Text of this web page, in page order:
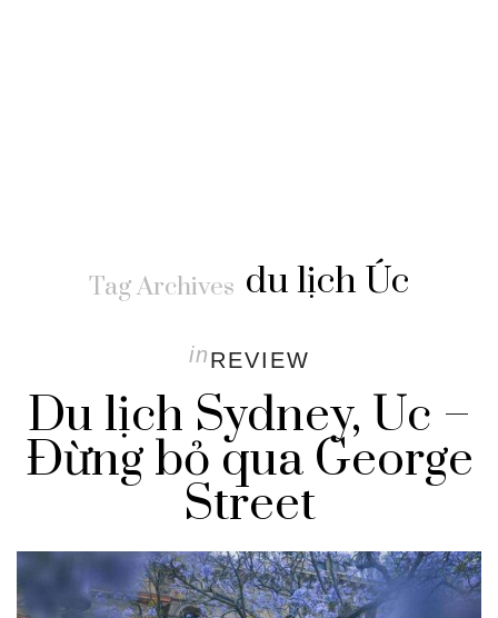
Tag Archives du lịch Úc
inREVIEW
Du lịch Sydney, Úc –
Đừng bỏ qua George
Street